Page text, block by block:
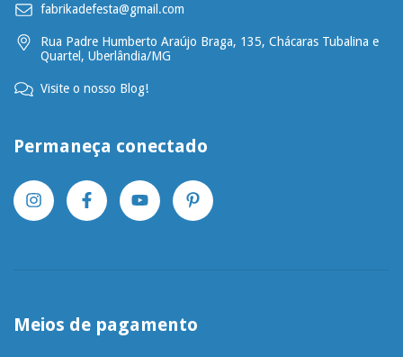
fabrikadefesta@gmail.com
Rua Padre Humberto Araújo Braga, 135, Chácaras Tubalina e
Quartel, Uberlândia/MG
Visite o nosso Blog!
Permaneça conectado
Meios de pagamento